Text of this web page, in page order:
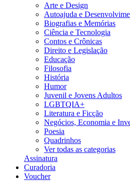
Arte e Design
Autoajuda e
Biografias e Memórias
Ciência e Tecnologia
Contos e Crônicas
Direito e Legislação
Educação
Filosofia
História
Humor
Juvenil e Jovens Adultos
LGBTQIA+
Literatura e Ficção
Negócios, Economia e
Poesia
Quadrinhos
Ver todas as categorias
Assinatura
Curadoria
Voucher